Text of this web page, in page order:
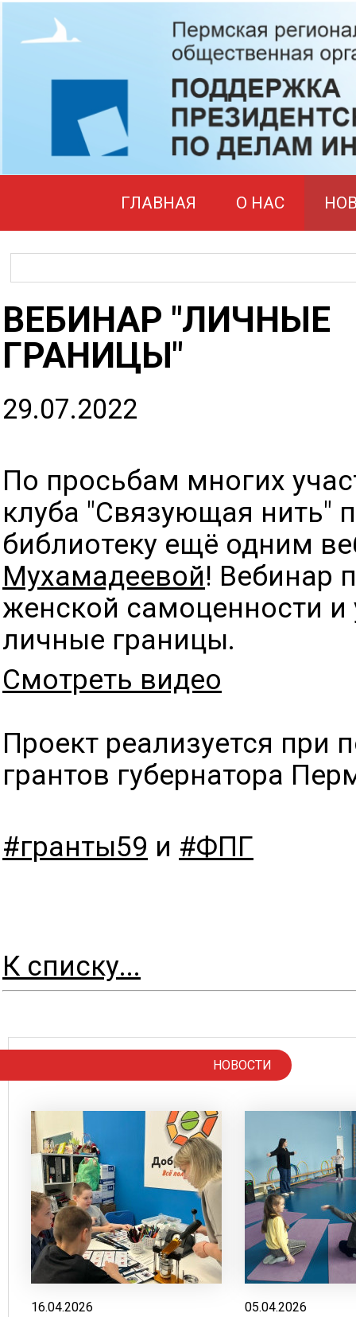
ГЛАВНАЯ О НАС
ВЕБИНАР "ЛИЧНЫЕ
ГРАНИЦЫ"
29.07.2022
По просьбам многих
клуба "Связующая нить"
библиотеку ещё одним
Мухамадеевой! Вебинар
женской самоценности
личные границы.
Смотреть видео
Проект реализуется при
грантов губернатора
#гранты59 и #ФПГ
К списку...
НОВОСТИ
16.04.2026 05.04.2026